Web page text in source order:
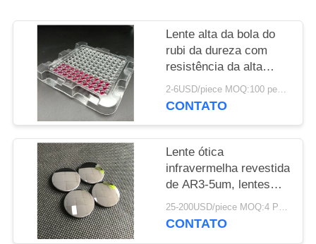
DO
SITE
PRIVACY
Lente alta da bola do
rubi da dureza com
resistência da alta
temperatura e de
corrosão
2-6USD/piece MOQ:100 peças
CONTATO
Lente ótica
infravermelha revestida
de AR3-5um, lentes
óticas do si do silicone25-200USD/piece MOQ:4 Peças
CONTATO